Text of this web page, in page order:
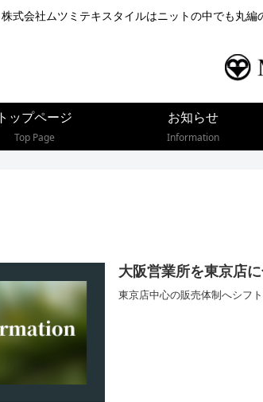
株式会社ムツミテキスタイルはニットの中でも丸
トップページ
Top Page
お知らせ
Information
大阪営業所を東京店
東京店中心の販売体制へシフ